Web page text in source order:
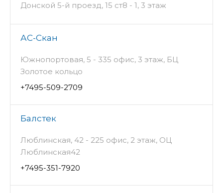
Донской 5-й проезд, 15 ст8 - 1, 3 этаж
АС-Скан
Южнопортовая, 5 - 335 офис, 3 этаж, БЦ
Золотое кольцо
+7495-509-2709
Балстек
Люблинская, 42 - 225 офис, 2 этаж, ОЦ
Люблинская42
+7495-351-7920